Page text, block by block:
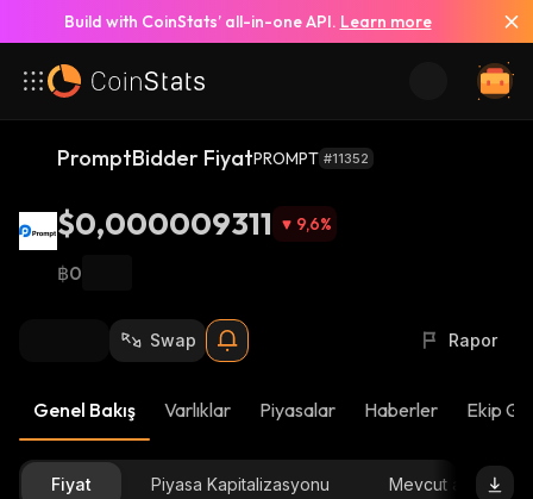
Build with CoinStats’ all-in-one API. Learn more
PromptBidder FiyatPROMPT #11352
$0,000009311 9,6%
฿0
Swap Rapor
Genel Bakış Varlıklar Piyasalar Haberler Ekip
Fiyat Piyasa Kapitalizasyonu Mevcut arz